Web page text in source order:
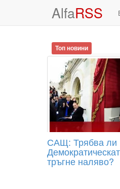
AlfaRSS
Топ новини
САЩ: Трябва ли
тръгне наляво?